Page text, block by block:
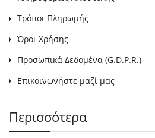
Τρόποι Πληρωμής
Όροι Χρήσης
Προσωπικά Δεδομένα (G.D.P.R.)
Επικοινωνήστε μαζί μας
Περισσότερα